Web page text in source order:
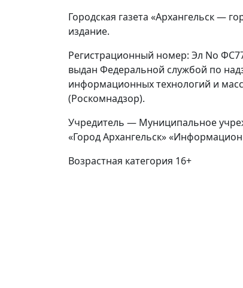
Городская газета «Архангельск —
издание.
Регистрационный номер: Эл No
выдан Федеральной службой по
информационных технологий и
(Роскомнадзор).
Учредитель — Муниципальное
«Город Архангельск»
Возрастная категория 16+